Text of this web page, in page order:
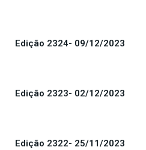
Edição 2324- 09/12/2023
Edição 2323- 02/12/2023
Edição 2322- 25/11/2023